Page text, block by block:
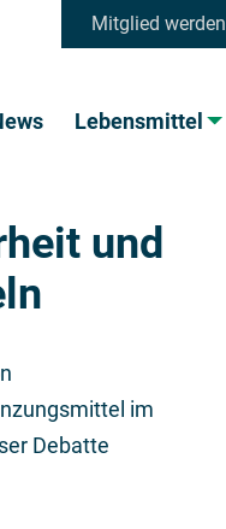
Mitglied werden
Lebensmittel
und
im
Debatte